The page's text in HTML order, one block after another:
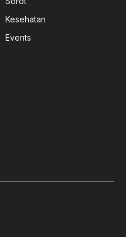
Kesehatan
Events